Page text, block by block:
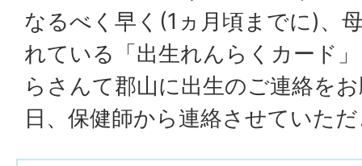
なるべく早く(1ヵ月頃までに)、
れている「出生れんらくカード
らさんて郡山に出生のご連絡を
日、保健師から連絡させていた